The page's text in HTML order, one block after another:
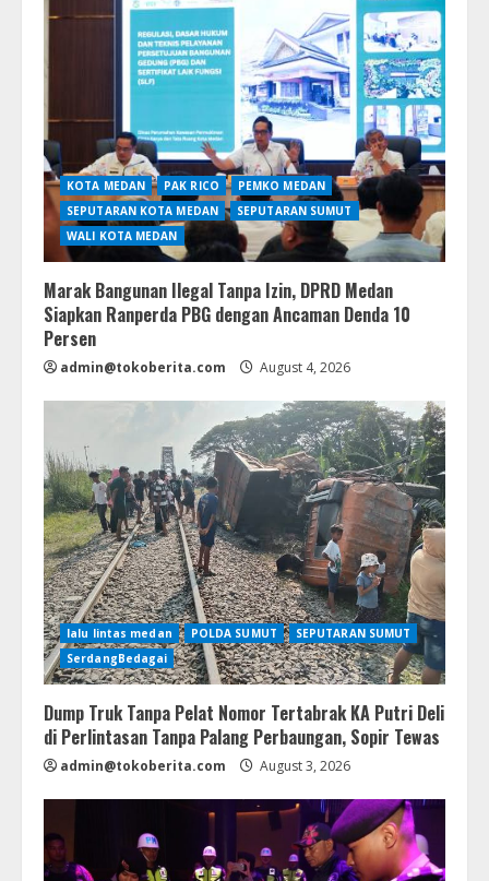
KOTA MEDAN PAK RICO
PEMKO MEDAN
SEPUTARAN KOTA MEDAN
SEPUTARAN SUMUT
WALI KOTA MEDAN
Marak Bangunan Ilegal Tanpa Izin, DPRD Medan
Siapkan Ranperda PBG dengan Ancaman Denda 10
Persen
admin@tokoberita.com August 4, 2026
lalu lintas medan POLDA SUMUT
SEPUTARAN SUMUT
SerdangBedagai
Dump Truk Tanpa Pelat Nomor Tertabrak KA Putri Deli
di Perlintasan Tanpa Palang Perbaungan, Sopir Tewas
admin@tokoberita.com August 3, 2026